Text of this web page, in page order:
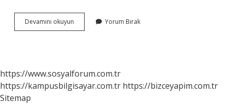
Devamını okuyun Aryanlar
Hangi
Yorum Bırak
https://www.sosyalforum.com.tr
https://kampusbilgisayar.com.tr https://bizceyapim.com.tr
Sitemap